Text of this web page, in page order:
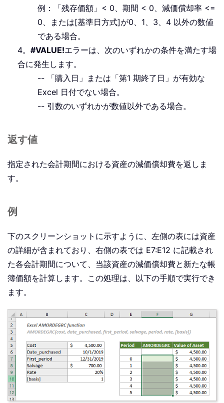
例：「残存価額」< 0、期間 < 0、減価償却率 <=
0、または[基準日方式]が0、1、3、4 以外の数値
である場合。
4。 #VALUE!エラーは、次のいずれかの条件を満たす場
合に発生します。
-- 「購入日」または「第1 期終了日」が有効な
Excel 日付でない場合。
-- 引数のいずれかが数値以外である場合。
返す値
指定された会計期間における資産の減価償却費を返しま
す。
例
下のスクリーンショットに示すように、左側の表には資産
の詳細が含まれており、右側の表では E7:E12 に記載され
た各会計期間について、当該資産の減価償却費と新たな帳
簿価額を計算します。この処理は、以下の手順で実行でき
ます。